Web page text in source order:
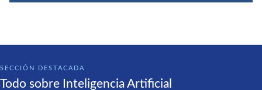
SECCIÓN DESTACADA
Todo sobre Inteligencia Artificial